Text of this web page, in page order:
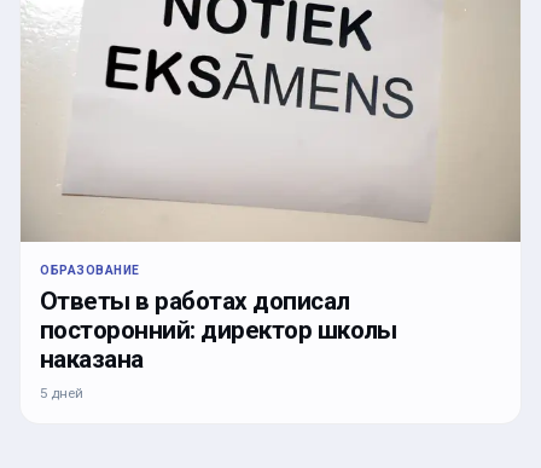
ОБРАЗОВАНИЕ
Ответы в работах дописал
посторонний: директор школы
наказана
5 дней